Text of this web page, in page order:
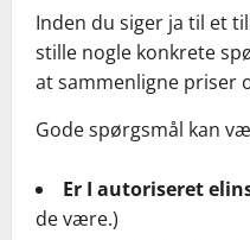
Inden du siger ja til et
stille nogle konkrete
at sammenligne priser
Gode spørgsmål kan
Er I autoriseret
de være.)